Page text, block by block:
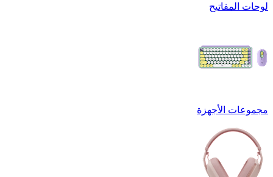
لوحات المفاتيح
مجموعات الأجهزة